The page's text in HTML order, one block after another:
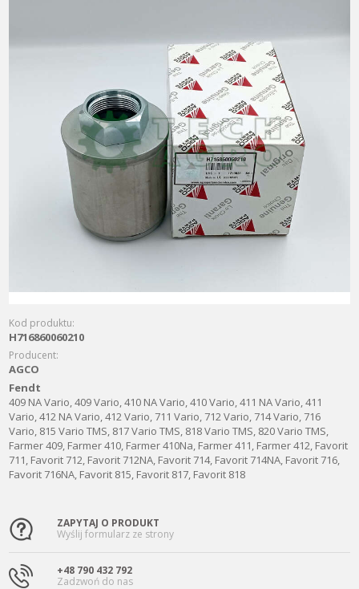
Kod produktu:
H716860060210
Producent:
AGCO
Fendt
409 NA Vario, 409 Vario, 410 NA Vario, 410 Vario, 411 NA Vario, 411
Vario, 412 NA Vario, 412 Vario, 711 Vario, 712 Vario, 714 Vario, 716
Vario, 815 Vario TMS, 817 Vario TMS, 818 Vario TMS, 820 Vario TMS,
Farmer 409, Farmer 410, Farmer 410Na, Farmer 411, Farmer 412, Favorit
711, Favorit 712, Favorit 712NA, Favorit 714, Favorit 714NA, Favorit 716,
Favorit 716NA, Favorit 815, Favorit 817, Favorit 818
ZAPYTAJ O PRODUKT
Wyślij formularz ze strony
+48 790 432 792
Zadzwoń do nas